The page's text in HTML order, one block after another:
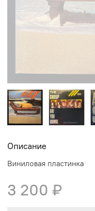
Описание
Виниловая пластинка
3 200 ₽